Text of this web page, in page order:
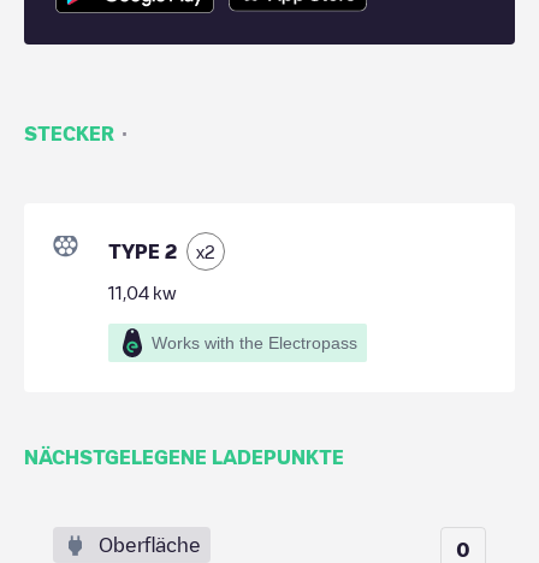
STECKER ·
TYPE 2 x2
11,04 kw
Works with the Electropass
NÄCHSTGELEGENE LADEPUNKTE
Oberfläche 0